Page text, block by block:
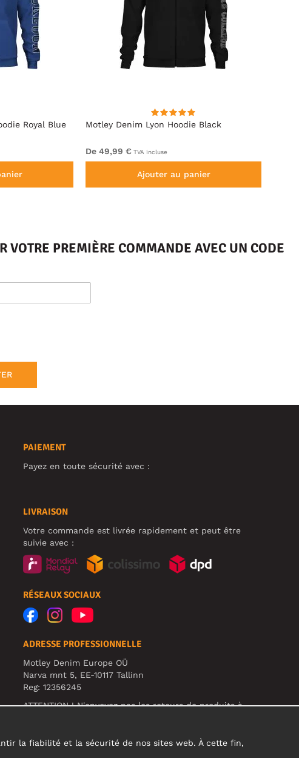
Royal Blue Motley Denim Lyon Hoodie Black
De 49,99 € TVA incluse
Ajouter au panier
PREMIÈRE COMMANDE AVEC UN CODE
PAIEMENT
Payez en toute sécurité avec :
LIVRAISON
Votre commande est livrée rapidement et peut être
suivie avec :
RÉSEAUX SOCIAUX
ADRESSE PROFESSIONNELLE
Motley Denim Europe OÜ
Narva mnt 5, EE-10117 Tallinn
Reg: 12356245
ATTENTION ! N'envoyez pas les retours de produits à
la fiabilité et la sécurité de nos sites web. À cette fin,